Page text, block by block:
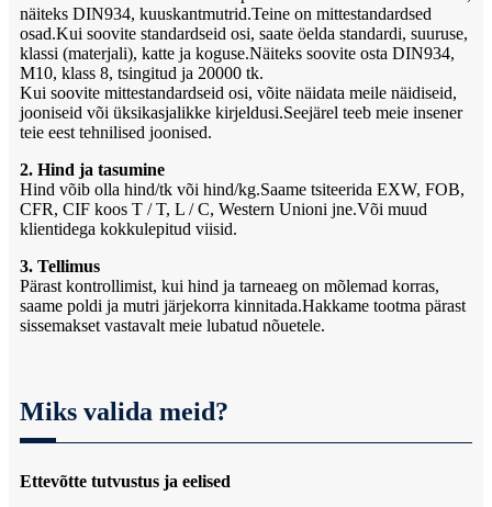
näiteks DIN934, kuuskantmutrid.Teine on mittestandardsed
osad.Kui soovite standardseid osi, saate öelda standardi, suuruse,
klassi (materjali), katte ja koguse.Näiteks soovite osta DIN934,
M10, klass 8, tsingitud ja 20000 tk.
Kui soovite mittestandardseid osi, võite näidata meile näidiseid,
jooniseid või üksikasjalikke kirjeldusi.Seejärel teeb meie insener
teie eest tehnilised joonised.
2. Hind ja tasumine
Hind võib olla hind/tk või hind/kg.Saame tsiteerida EXW, FOB,
CFR, CIF koos T / T, L / C, Western Unioni jne.Või muud
klientidega kokkulepitud viisid.
3. Tellimus
Pärast kontrollimist, kui hind ja tarneaeg on mõlemad korras,
saame poldi ja mutri järjekorra kinnitada.Hakkame tootma pärast
sissemakset vastavalt meie lubatud nõuetele.
Miks valida meid?
Ettevõtte tutvustus ja eelised